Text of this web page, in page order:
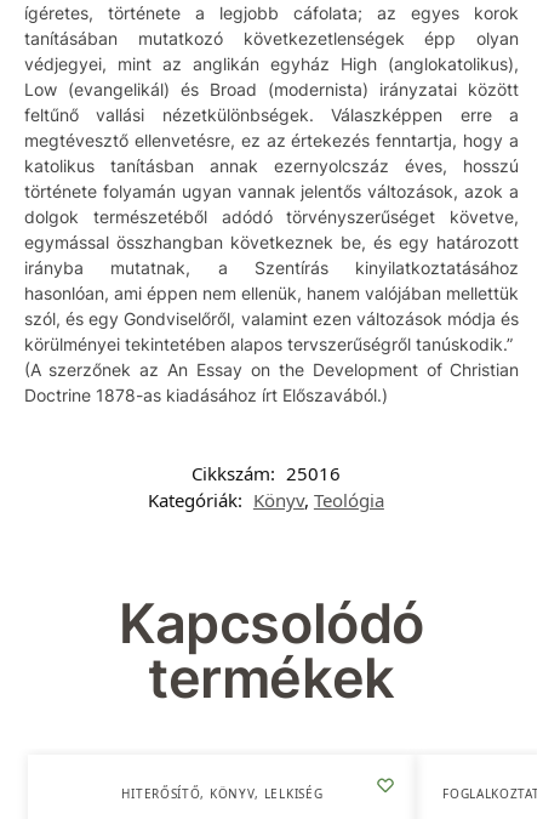
ígéretes, története a legjobb cáfolata; az egyes korok
tanításában mutatkozó következetlenségek épp olyan
védjegyei, mint az anglikán egyház High (anglokatolikus),
Low (evangelikál) és Broad (modernista) irányzatai között
feltűnő vallási nézetkülönbségek. Válaszképpen erre a
megtévesztő ellenvetésre, ez az értekezés fenntartja, hogy a
katolikus tanításban annak ezernyolcszáz éves, hosszú
története folyamán ugyan vannak jelentős változások, azok a
dolgok természetéből adódó törvényszerűséget követve,
egymással összhangban következnek be, és egy határozott
irányba mutatnak, a Szentírás kinyilatkoztatásához
hasonlóan, ami éppen nem ellenük, hanem valójában mellettük
szól, és egy Gondviselőről, valamint ezen változások módja és
körülményei tekintetében alapos tervszerűségről tanúskodik.”
(A szerzőnek az An Essay on the Development of Christian
Doctrine 1878-as kiadásához írt Előszavából.)
Cikkszám: 25016
Kategóriák: Könyv, Teológia
Kapcsolódó
termékek
HITERŐSÍTŐ, KÖNYV, LELKISÉG